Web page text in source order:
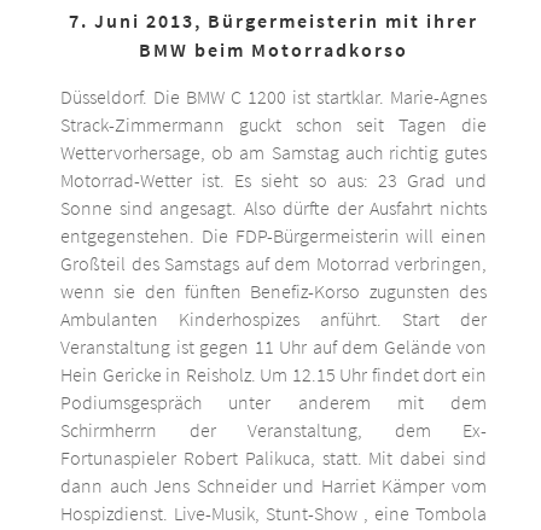
7. Juni 2013, Bürgermeisterin mit ihrer
BMW beim Motorradkorso
Düsseldorf. Die BMW C 1200 ist startklar. Marie-Agnes
Strack-Zimmermann guckt schon seit Tagen die
Wettervorhersage, ob am Samstag auch richtig gutes
Motorrad-Wetter ist. Es sieht so aus: 23 Grad und
Sonne sind angesagt. Also dürfte der Ausfahrt nichts
entgegenstehen. Die FDP-Bürgermeisterin will einen
Großteil des Samstags auf dem Motorrad verbringen,
wenn sie den fünften Benefiz-Korso zugunsten des
Ambulanten Kinderhospizes anführt. Start der
Veranstaltung ist gegen 11 Uhr auf dem Gelände von
Hein Gericke in Reisholz. Um 12.15 Uhr findet dort ein
Podiumsgespräch unter anderem mit dem
Schirmherrn der Veranstaltung, dem Ex-
Fortunaspieler Robert Palikuca, statt. Mit dabei sind
dann auch Jens Schneider und Harriet Kämper vom
Hospizdienst. Live-Musik, Stunt-Show , eine Tombola